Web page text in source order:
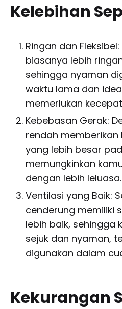
Kelebihan
Ringan dan
biasanya lebih
sehingga nyaman
waktu lama dan
memerlukan
Kebebasan Gerak:
rendah
yang lebih besar
memungkinkan
dengan lebih leluasa.
Ventilasi yang Baik:
cenderung memiliki
lebih baik, sehingga
sejuk dan nyaman,
digunakan dalam
Kekurangan